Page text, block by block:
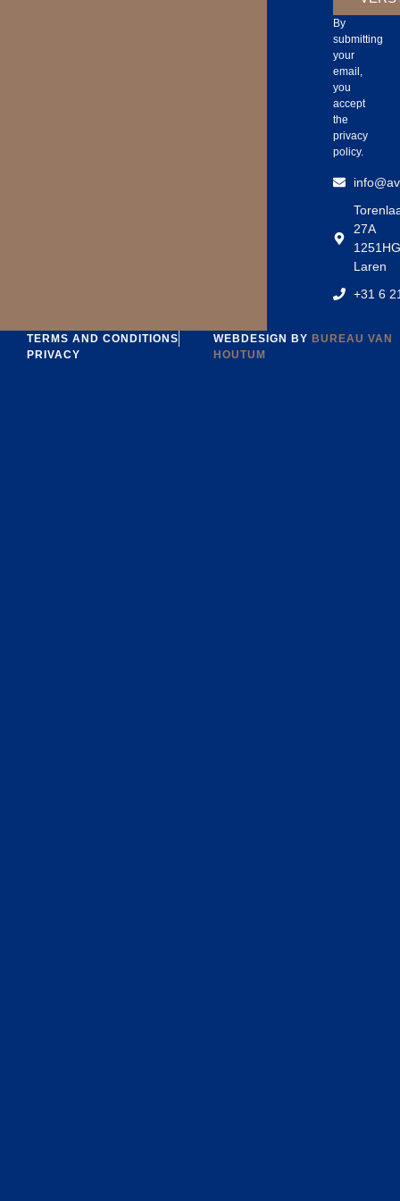
By
submitting
your
email,
you
accept
the
privacy
policy.
27A
1251HG
Laren
‪+31 6
TERMS AND CONDITIONS
PRIVACY
WEBDESIGN BY BUREAU VAN
HOUTUM